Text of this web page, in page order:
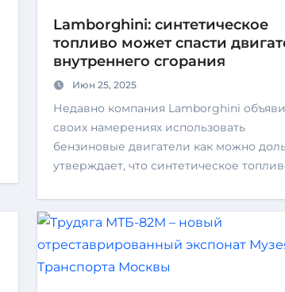
Lamborghini: синтетическое
топливо может спасти
внутреннего сгорания
Июн 25, 2025
Недавно компания Lamborghini объявила о
своих намерениях использовать
бензиновые двигатели как можно
утверждает, что синтетическое